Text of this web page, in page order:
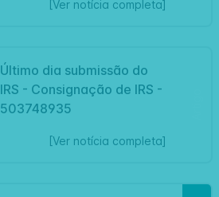
[Ver notícia completa]
Último dia submissão do
IRS - Consignação de IRS -
503748935
[Ver notícia completa]